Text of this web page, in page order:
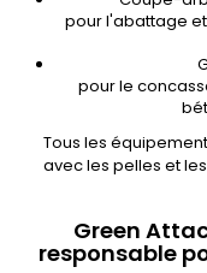
pour l'abattage
pour le
Tous les
avec les pelles et
Green
responsable